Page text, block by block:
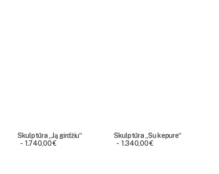
Skulptūra „Ją girdžiu“
1.740,00€
Skulptūra „Su kepure“
1.340,00€